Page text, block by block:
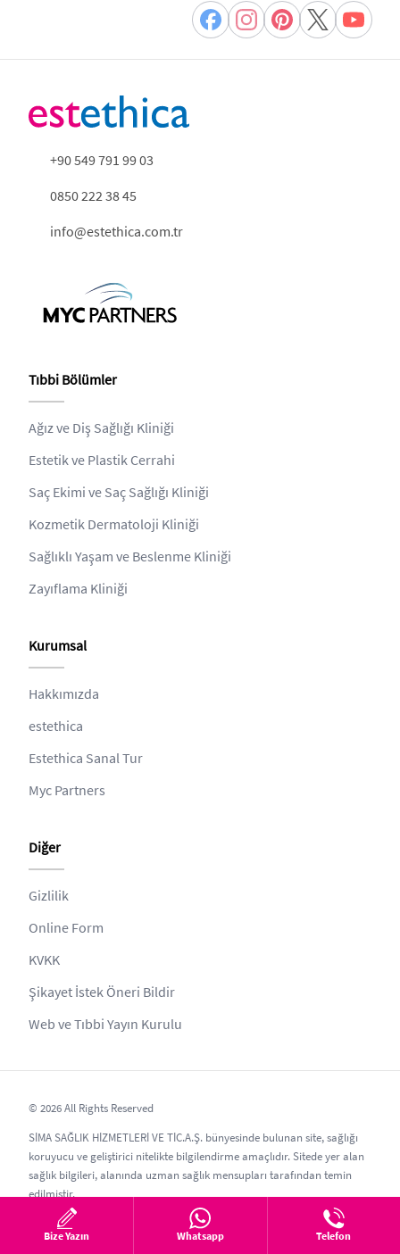
+90 549 791 99 03
0850 222 38 45
info@estethica.com.tr
Tıbbi Bölümler
Ağız ve Diş Sağlığı Kliniği
Estetik ve Plastik Cerrahi
Saç Ekimi ve Saç Sağlığı Kliniği
Kozmetik Dermatoloji Kliniği
Sağlıklı Yaşam ve Beslenme Kliniği
Zayıflama Kliniği
Kurumsal
Hakkımızda
estethica
Estethica Sanal Tur
Myc Partners
Diğer
Gizlilik
Online Form
KVKK
Şikayet İstek Öneri Bildir
Web ve Tıbbi Yayın Kurulu
© 2026 All Rights Reserved
SİMA SAĞLIK HİZMETLERİ VE TİC.A.Ş. bünyesinde bulunan site, sağlığı
koruyucu ve geliştirici nitelikte bilgilendirme amaçlıdır. Sitede yer alan
sağlık bilgileri, alanında uzman sağlık mensupları tarafından temin
edilmiştir.
Gizlilik ilkesi gereği kopyalanamaz ve izinsiz paylaşılamaz olup, tüketici
ve hasta hakları adına taklitleri olan; estethic , estethik, estetic, estetica,
Bize Yazın Whatsapp Telefon